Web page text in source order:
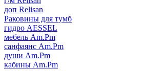
доп Relisan
Раковины для тумб
гидро AESSEL
мебель Am.Pm
санфаянс Am.Pm
души Am.Pm
кабины Am.Pm